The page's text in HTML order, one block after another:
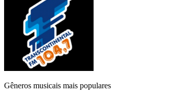
Gêneros musicais mais populares